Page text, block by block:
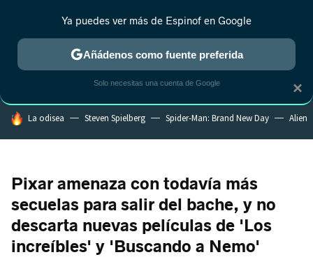
ESTRENOS REALITY ANIME RANKINGS CINE
HOY SE HABLA DE
La odisea Steven Spielberg Spider-Man: Brand New Day Alien
Pixar amenaza con todavía más
secuelas para salir del bache, y no
descarta nuevas películas de 'Los
increíbles' y 'Buscando a Nemo'
×
Ya puedes ver más de Espinof en Google
Añádenos como fuente preferida
Solo necesitas una cuenta de Google